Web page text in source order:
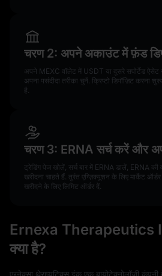
चरण 2: अपने अकाउंट में फ़ंड
अपने MEXC वॉलेट में USDT या दूसरे सपोर्टेड ऐसेट
अपना पसंदीदा तरीका चुनें. क्रिप्टो डिपॉज़िट
है.
चरण 3: ERNA सर्च करें और
ट्रेडिंग पेज खोलें, सर्च बार में ERNA डालें, ERNA
खरीदना चाहते हैं. तुरंत एग्ज़िक्यूशन के लिए मार्केट
खरीदने के लिए लिमिट ऑर्डर दें.
Ernexa Therapeutics
क्या है?